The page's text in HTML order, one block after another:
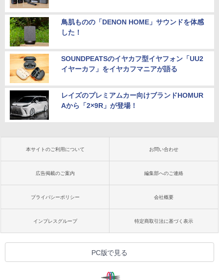
鳥肌ものの「DENON HOME」サウンドを体感
した！
SOUNDPEATSのイヤカフ型イヤフォン「UU2
イヤーカフ」をイヤカフマニアが語る
レイズのプレミアムカー向けブランドHOMUR
Aから「2×9R」が登場！
本サイトのご利用について お問い合わせ
広告掲載のご案内 編集部へのご連絡
プライバシーポリシー 会社概要
インプレスグループ 特定商取引法に基づく表示
PC版で見る